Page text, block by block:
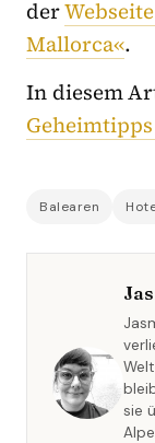
der
Mallorca«.
In diesem
Balearen
sie